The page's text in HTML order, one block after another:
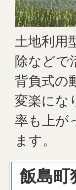
土地利用
除などで
背負式の
変楽にな
率も上が
ます。
飯島町